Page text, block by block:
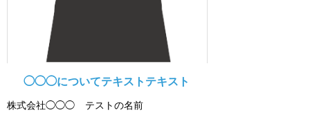
◯◯◯についてテキストテキスト
株式会社◯◯◯ テストの名前